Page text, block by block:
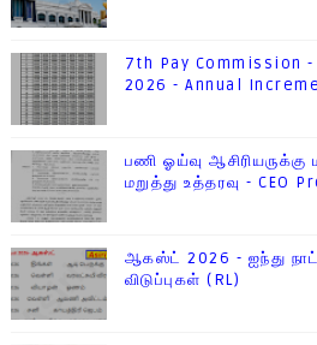
7th Pay Commission
2026 - Annual
பணி ஓய்வு ஆசிரியருக்கு
மறுத்து உத்தரவு - CEO
ஆகஸ்ட் 2026 - ஐந்து
விடுப்புகள் (RL)